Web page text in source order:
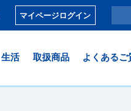
マイページログイン
生活 取扱商品 よくあるご